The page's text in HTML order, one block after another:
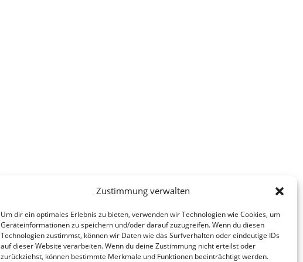
Zustimmung verwalten
Um dir ein optimales Erlebnis zu bieten, verwenden wir Technologien wie Cookies, um
Geräteinformationen zu speichern und/oder darauf zuzugreifen. Wenn du diesen
Technologien zustimmst, können wir Daten wie das Surfverhalten oder eindeutige IDs
auf dieser Website verarbeiten. Wenn du deine Zustimmung nicht erteilst oder
zurückziehst, können bestimmte Merkmale und Funktionen beeinträchtigt werden.